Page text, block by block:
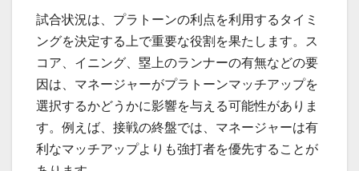
試合状況は、プラトーンの利点を利用するタイミ
ングを決定する上で重要な役割を果たします。ス
コア、イニング、塁上のランナーの有無などの要
因は、マネージャーがプラトーンマッチアップを
選択するかどうかに影響を与える可能性がありま
す。例えば、接戦の終盤では、マネージャーは有
利なマッチアップよりも強打者を優先することが